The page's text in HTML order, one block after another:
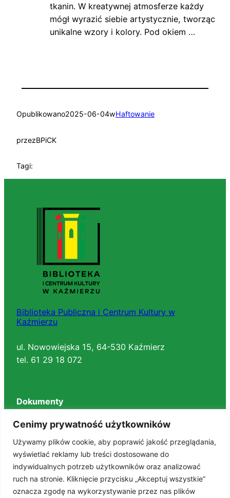
Cenimy prywatność użytkowników
Używamy plików cookie, aby poprawić jakość przeglądania,
wyświetlać reklamy lub treści dostosowane do
indywidualnych potrzeb użytkowników oraz analizować
ruch na stronie. Kliknięcie przycisku „Akceptuj wszystkie”
oznacza zgodę na wykorzystywanie przez nas plików
tkanin. W kreatywnej atmosferze każdy
mógł wyrazić siebie artystycznie, tworząc
unikalne wzory i kolory. Pod okiem …
Opublikowano2025-06-04wHaftowanie
przezBPiCK
Tagi:
Biblioteka Publiczna i Centrum Kultury w
Kaźmierzu
ul. Nowowiejska 15, 64-530 Kaźmierz
tel. 61 29 18 072
Dokumenty
Regulaminy
BIP
RODO
Polityka prywatności
STANDARDY OCHRONY MAŁOLETNICH